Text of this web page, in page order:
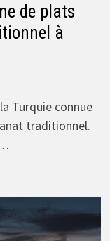
de plats
à
Turquie connue
traditionnel.